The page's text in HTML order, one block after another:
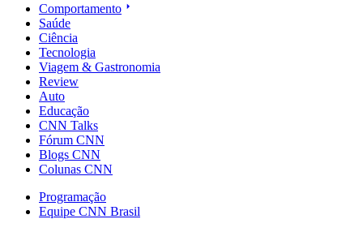
Comportamento
Saúde
Ciência
Tecnologia
Viagem & Gastronomia
Review
Auto
Educação
CNN Talks
Fórum CNN
Blogs CNN
Colunas CNN
Programação
Equipe CNN Brasil